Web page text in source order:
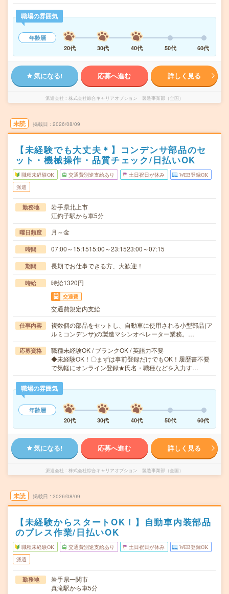
職場の雰囲気
年齢層
20代
30代 40代 50代 60代
気になる! 応募へ進む 詳しく見る
派遣会社 株式会社綜合キャリアオプション 製造事業部（全国）
未読 掲載日 2026/08/09
【未経験でも大丈夫＊】コンデンサ部品のセ
ット・機械操作・品質チェック/日払いOK
職種未経験OK 交通費別途支給あり 土日祝日が休み WEB登録OK
派遣
勤務地
岩手県北上市
江釣子駅から車5分
曜日頻度 月～金
時間 07:00～15:1515:00～23:1523:00～07:15
期間 長期でお仕事できる方、大歓迎！
時給 時給1320円
交通費
交通費規定内支給
仕事内容
複数個の部品をセットし、自動車に使用される小型部品(ア
ルミコンデンサ)の製造マシンオペレーター業務。…
応募資格
職種未経験OK / ブランクOK / 英語力不要
◆未経験OK！〇まずは事前登録だけでもOK！履歴書不要
で気軽にオンライン登録★氏名・職種などを入力す…
職場の雰囲気
年齢層
20代
30代 40代 50代 60代
気になる! 応募へ進む 詳しく見る
派遣会社 株式会社綜合キャリアオプション 製造事業部（全国）
未読 掲載日 2026/08/09
【未経験からスタートOK！】自動車内装部品
のプレス作業/日払いOK
職種未経験OK 交通費別途支給あり 土日祝日が休み WEB登録OK
派遣
勤務地
岩手県一関市
真滝駅から車5分